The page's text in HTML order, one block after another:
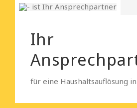
Ihr
für eine Haushaltsauflösung